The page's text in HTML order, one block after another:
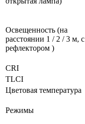
Освещенность (на
расстоянии 1 / 2 / 3 м, с
рефлектором )
CRI
TLCI
Цветовая температура
Режимы